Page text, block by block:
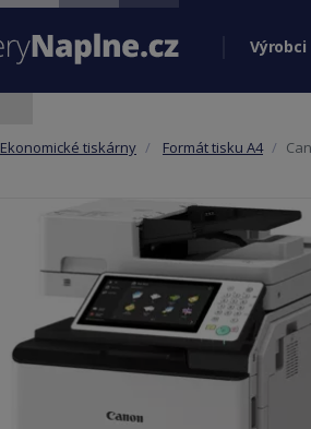
Výrobci
Ekonomické tiskárny Formát tisku A4